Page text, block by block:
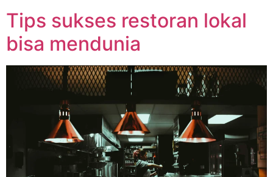
Tips sukses restoran lokal
bisa mendunia